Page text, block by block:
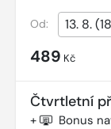
Od:
489 Kč
Čtvrtletní
+ Bonus